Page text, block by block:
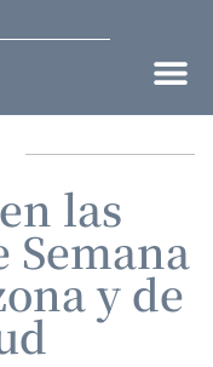
las
Semana
y de